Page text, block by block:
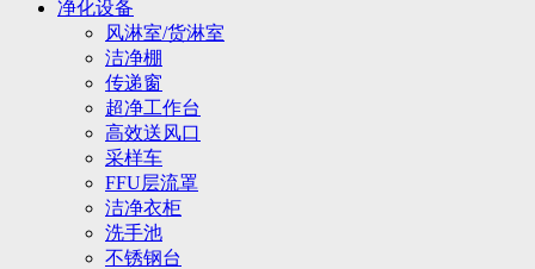
净化设备
风淋室/货淋室
洁净棚
传递窗
超净工作台
高效送风口
采样车
FFU层流罩
洁净衣柜
洗手池
不锈钢台